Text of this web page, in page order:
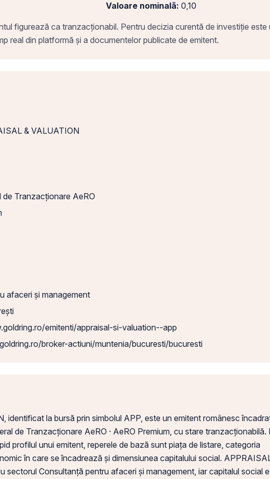
Valoare nominală: 0,10
figurează ca tranzacționabil. Pentru decizia curentă de investiție este
real din platformă și a documentelor publicate de emitent.
& VALUATION
de Tranzacționare AeRO
afaceri și management
emitenti/appraisal-si-valuation--app
broker-actiuni/muntenia/bucuresti/bucuresti
identificat la bursă prin simbolul APP, este un emitent românesc
de Tranzacționare AeRO · AeRO Premium, cu stare tranzacționabilă.
profilul unui emitent, reperele de bază sunt piața de listare, categoria
în care se încadrează și dimensiunea capitalului social.
sectorul Consultanță pentru afaceri și management, iar capitalul social